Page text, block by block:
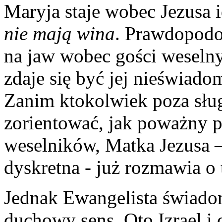
Maryja staje wobec
nie mają wina.
na jaw wobec gości
zdaje się być jej
Zanim ktokolwiek poza
zorientować, jak poważny
weselników, Matka Jezusa
dyskretna ‑ już rozmawia
Jednak Ewangelista